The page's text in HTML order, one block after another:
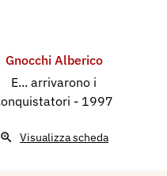
6 opere
Gnocchi Alberico
E... arrivarono i
- 1997
Visualizza scheda